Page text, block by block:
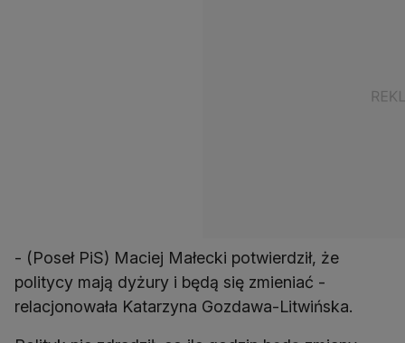
- (Poseł PiS) Maciej Małecki potwierdził, że
politycy mają dyżury i będą się zmieniać -
relacjonowała Katarzyna Gozdawa-Litwińska.